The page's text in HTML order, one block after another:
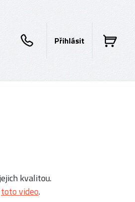
Přihlásit
kvalitou.
toto video.